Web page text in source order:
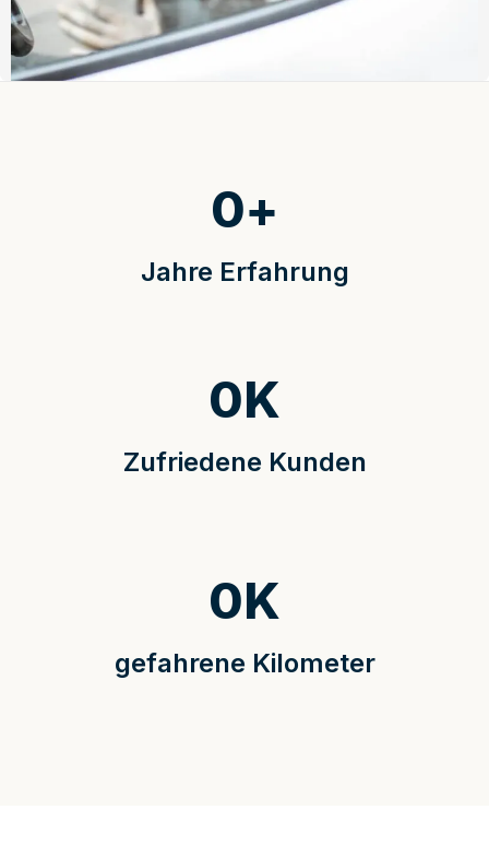
Jahre Erfahrung
0+
Zufriedene Kunden
0K
gefahrene Kilometer
0K